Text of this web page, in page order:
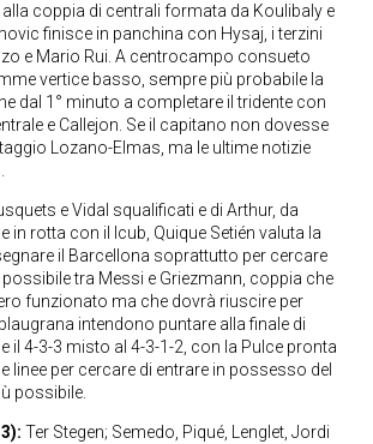
alla coppia di centrali formata da Koulibaly e
finisce in panchina con Hysaj, i terzini
e Mario Rui. A centrocampo consueto
vertice basso, sempre più probabile la
dal 1° minuto a completare il tridente con
e Callejon. Se il capitano non dovesse
Lozano-Elmas, ma le ultime notizie
e Vidal squalificati e di Arthur, da
in rotta con il lcub, Quique Setién valuta la
il Barcellona soprattutto per cercare
possibile tra Messi e Griezmann, coppia che
funzionato ma che dovrà riuscire per
intendono puntare alla finale di
il 4-3-3 misto al 4-3-1-2, con la Pulce pronta
linee per cercare di entrare in possesso del
possibile.
Ter Stegen; Semedo, Piqué, Lenglet, Jordi